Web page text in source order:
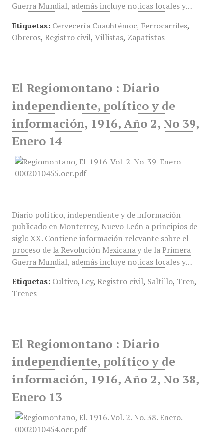
Guerra Mundial, además incluye noticas locales y…
Etiquetas: Cervecería Cuauhtémoc, Ferrocarriles,
Obreros, Registro civil, Villistas, Zapatistas
El Regiomontano : Diario
independiente, político y de
información, 1916, Año 2, No 39,
Enero 14
Diario político, independiente y de información
publicado en Monterrey, Nuevo León a principios de
siglo XX. Contiene información relevante sobre el
proceso de la Revolución Mexicana y de la Primera
Guerra Mundial, además incluye noticas locales y…
Etiquetas: Cultivo, Ley, Registro civil, Saltillo, Tren,
Trenes
El Regiomontano : Diario
independiente, político y de
información, 1916, Año 2, No 38,
Enero 13